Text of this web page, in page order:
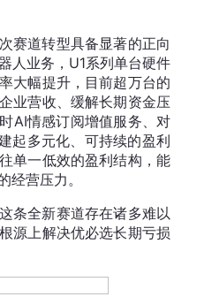
赛道转型具备显著的正向
人业务，U1系列单台硬件
大幅提升，目前超万台的
业营收、缓解长期资金压
AI情感订阅增值服务、对
起多元化、可持续的盈利
单一低效的盈利结构，能
经营压力。
条全新赛道存在诸多难以
源上解决优必选长期亏损